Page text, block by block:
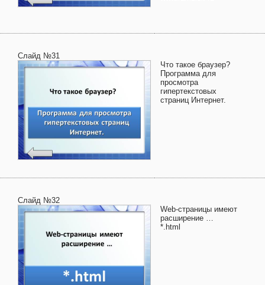
Слайд №31
Что такое браузер?
Программа для
просмотра
гипертекстовых
страниц Интернет.
Слайд №32
Web-страницы имеют
расширение …
*.html